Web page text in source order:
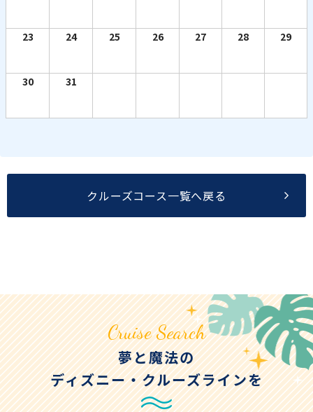
23 24 25 26 27 28 29
30 31
クルーズコース一覧へ戻る
Cruise Search
夢と魔法の
ディズニー・クルーズラインを